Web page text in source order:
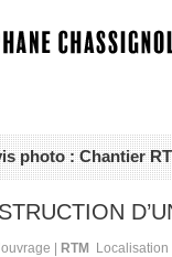
photo : Chantier
| RTM Localisation |